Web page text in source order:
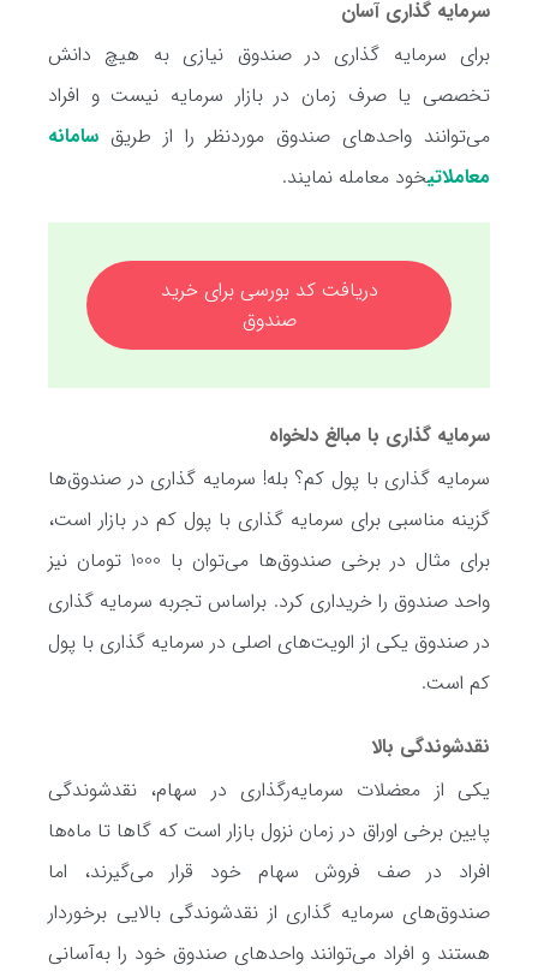
سرمایه گذاری آسان
برای سرمایه گذاری در صندوق نیازی به هیچ دانش
تخصصی یا صرف زمان در بازار سرمایه نیست و افراد
می‌توانند واحدهای صندوق موردنظر را از طریق سامانه
معاملاتیخود معامله نمایند.
دریافت کد بورسی برای خرید
صندوق
سرمایه گذاری با مبالغ دلخواه
سرمایه گذاری با پول کم؟ بله! سرمایه گذاری در صندوق‌ها
گزینه مناسبی برای سرمایه گذاری با پول کم در بازار است،
برای مثال در برخی صندوق‌ها می‌توان با 1000 تومان نیز
واحد صندوق را خریداری کرد. براساس تجربه سرمایه گذاری
در صندوق یکی از الویت‌های اصلی در سرمایه گذاری با پول
کم است.
نقدشوندگی بالا
یکی از معضلات سرمایه‌رگذاری در سهام، نقدشوندگی
پایین برخی اوراق در زمان نزول بازار است که گاها تا ماه‌ها
افراد در صف فروش سهام خود قرار می‌گیرند، اما
صندوق‌های سرمایه گذاری از نقدشوندگی بالایی برخوردار
هستند و افراد می‌توانند واحدهای صندوق خود را به‌آسانی